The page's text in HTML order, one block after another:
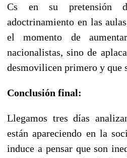
Cs en su pretensión
adoctrinamiento en las
el momento de
nacionalistas, sino de
desmovilicen primero y que
Conclusión final:
Llegamos tres días
están apareciendo en la
induce a pensar que son